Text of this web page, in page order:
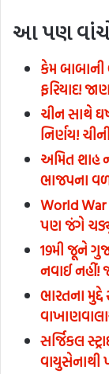
આ પણ
કેમ બાબાની
ફરિયાદ!
ચીન સાથે
નિર્ણય!
અમિત શાહ
ભાજપના
World
પણ જંગે
19મી જૂને
નવાઈ નહીં!
ભારતના
સર્જિકલ
વાયુસેનાથી